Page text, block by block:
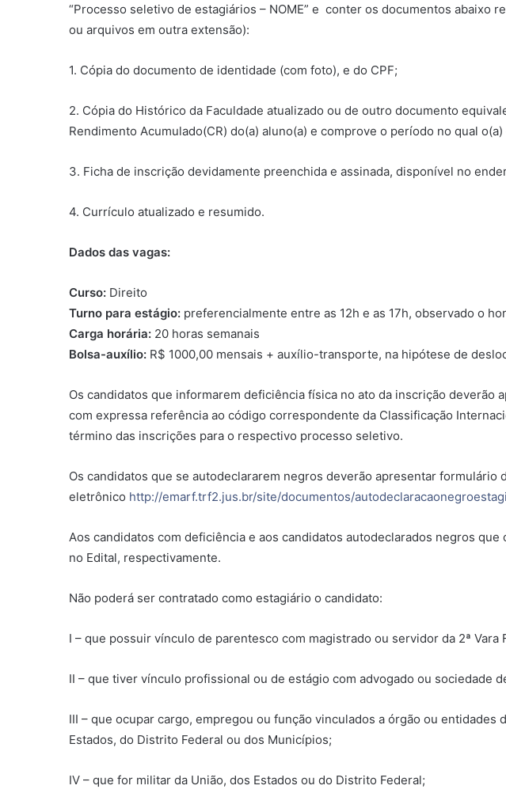
“Processo seletivo de estagiários – NOME” e conter os documentos abaixo
ou arquivos em outra extensão):
1. Cópia do documento de identidade (com foto), e do CPF;
2. Cópia do Histórico da Faculdade atualizado ou de outro documento
Rendimento Acumulado(CR) do(a) aluno(a) e comprove o período no qual
3. Ficha de inscrição devidamente preenchida e assinada, disponível no
4. Currículo atualizado e resumido.
Dados das vagas:
Curso: Direito
Turno para estágio: preferencialmente entre as 12h e as 17h, observado o
Carga horária: 20 horas semanais
Bolsa-auxílio: R$ 1000,00 mensais + auxílio-transporte, na hipótese de
Os candidatos que informarem deficiência física no ato da inscrição deverão
com expressa referência ao código correspondente da Classificação
término das inscrições para o respectivo processo seletivo.
Os candidatos que se autodeclararem negros deverão apresentar
eletrônico http://emarf.trf2.jus.br/site/documentos/
Aos candidatos com deficiência e aos candidatos autodeclarados negros
no Edital, respectivamente.
Não poderá ser contratado como estagiário o candidato:
I – que possuir vínculo de parentesco com magistrado ou servidor da 2ª Vara
II – que tiver vínculo profissional ou de estágio com advogado ou sociedade
III – que ocupar cargo, empregou ou função vinculados a órgão ou
Estados, do Distrito Federal ou dos Municípios;
IV – que for militar da União, dos Estados ou do Distrito Federal;